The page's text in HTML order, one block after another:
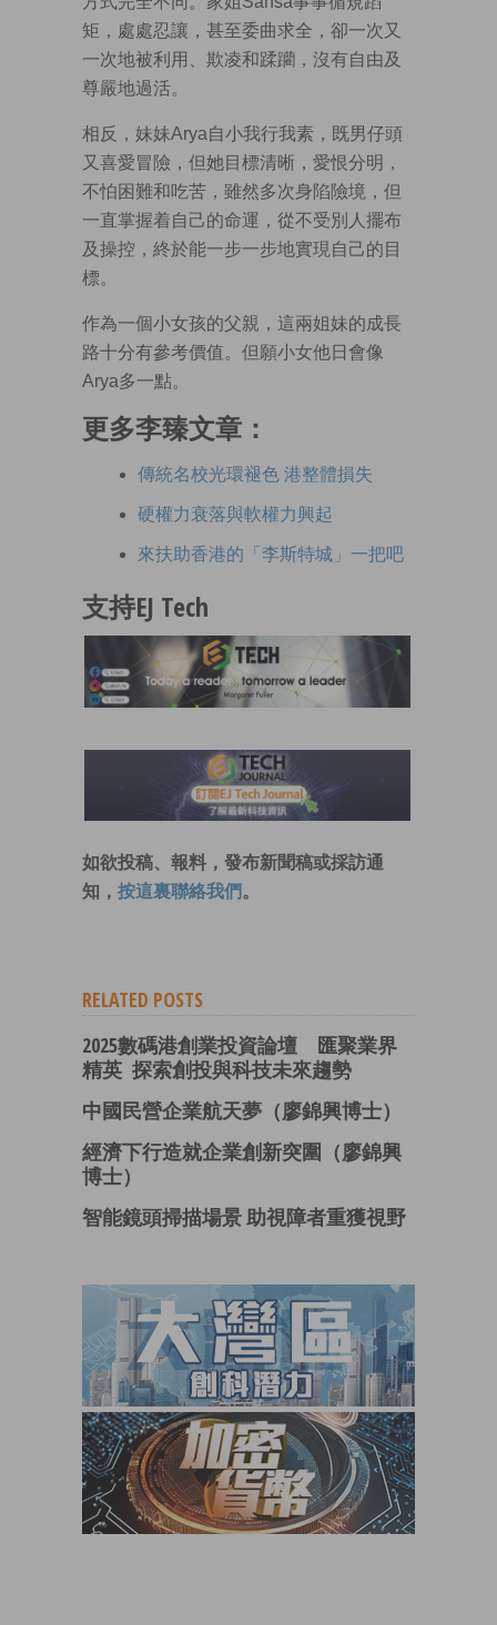
矩，處處忍讓，甚至委曲求全，卻一次又
一次地被利用、欺凌和蹂躪，沒有自由及
尊嚴地過活。
相反，妹妹Arya自小我行我素，既男仔頭
又喜愛冒險，但她目標清晰，愛恨分明，
不怕困難和吃苦，雖然多次身陷險境，但
一直掌握着自己的命運，從不受別人擺布
及操控，終於能一步一步地實現自己的目
標。
作為一個小女孩的父親，這兩姐妹的成長
路十分有參考價值。但願小女他日會像
Arya多一點。
更多李臻文章：
傳統名校光環褪色 港整體損失
硬權力衰落與軟權力興起
來扶助香港的「李斯特城」一把吧
支持EJ Tech
如欲投稿、報料，發布新聞稿或採訪通
知， 按這裏聯絡我們 。
RELATED POSTS
2025數碼港創業投資論壇 匯聚業界
精英 探索創投與科技未來趨勢
中國民營企業航天夢（廖錦興博士）
經濟下行造就企業創新突圍（廖錦興
博士）
智能鏡頭掃描場景 助視障者重獲視野